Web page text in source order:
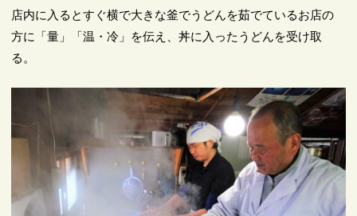
店内に入るとすぐ横で大きな釜でうどんを茹でているお店の
方に「量」「温・冷」を伝え、丼に入ったうどんを受け取
る。